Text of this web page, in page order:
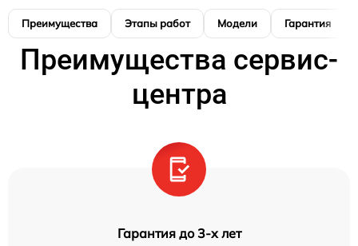
Преимущества Этапы работ Модели Гарантия
Преимущества сервис-
центра
Гарантия до 3-х лет